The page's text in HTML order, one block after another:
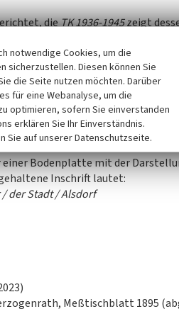
dieTK 1936-1945zeigt
Später wurde das Areal des
Alsdorfer, ein Gedenkstein
zentralarchiv-juden.de):
die hier begraben sind
Bodenplatte mit der
Inschrift lautet:
der Stadt / Alsdorf
Meßtischblatt 1895
notwendige Cookies, um die
sicherzustellen. Diesen können Sie
die Seite nutzen möchten. Darüber
für eine Webanalyse, um die
optimieren, sofern Sie einverstanden
erklären Sie Ihr Einverständnis.
Sie auf unserer Datenschutzseite.